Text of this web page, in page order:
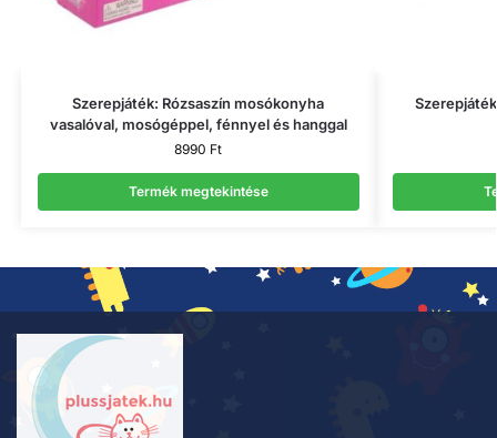
Szerepjáték: Rózsaszín mosókonyha
vasalóval, mosógéppel, fénnyel és hanggal
8990 Ft
Termék megtekintése